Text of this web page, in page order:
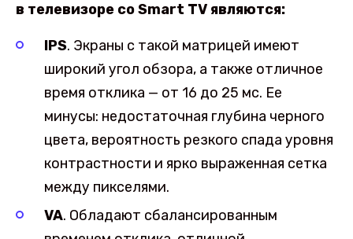
в телевизоре со Smart TV являются:
IPS. Экраны с такой матрицей имеют
широкий угол обзора, а также отличное
время отклика — от 16 до 25 мс. Ее
минусы: недостаточная глубина черного
цвета, вероятность резкого спада уровня
контрастности и ярко выраженная сетка
между пикселями.
VA. Обладают сбалансированным